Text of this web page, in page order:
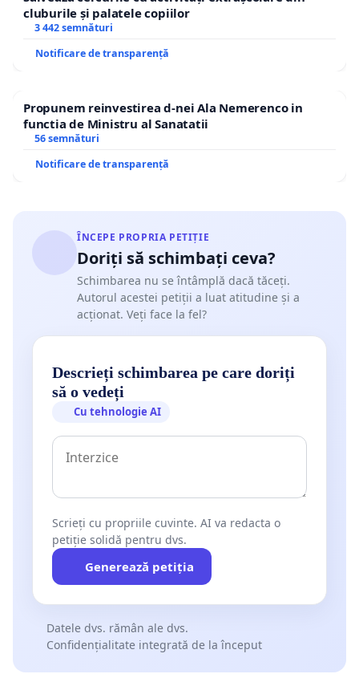
cluburile și palatele copiilor
3 442 semnături
Notificare de transparență
Propunem reinvestirea d-nei Ala Nemerenco in
functia de Ministru al Sanatatii
56 semnături
Notificare de transparență
ÎNCEPE PROPRIA PETIȚIE
Doriți să schimbați ceva?
Schimbarea nu se întâmplă dacă tăceți.
Autorul acestei petiții a luat atitudine și a
acționat. Veți face la fel?
Descrieți schimbarea pe care doriți
să o vedeți
Cu tehnologie AI
Scrieți cu propriile cuvinte. AI va redacta o
petiție solidă pentru dvs.
Generează petiția
Datele dvs. rămân ale dvs.
Confidențialitate integrată de la început